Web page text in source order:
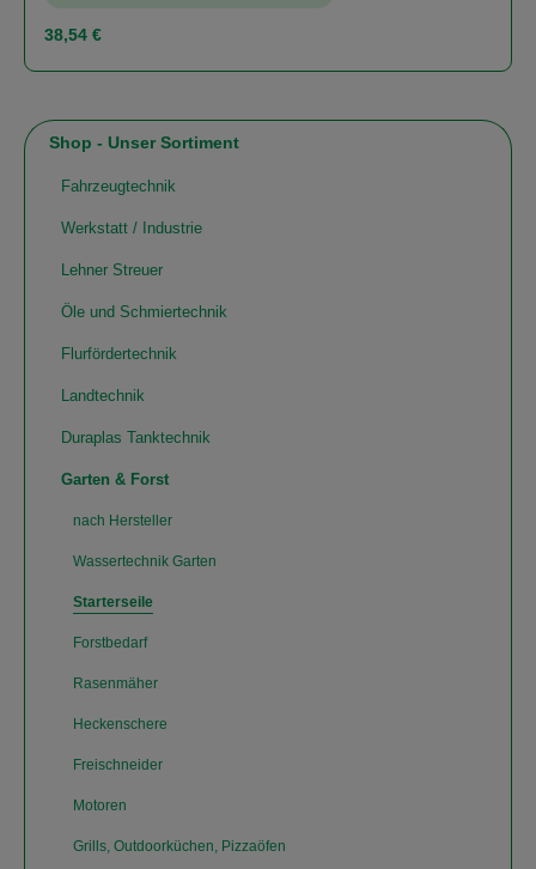
Shop - Unser Sortiment
Fahrzeugtechnik
Werkstatt / Industrie
Lehner Streuer
Öle und Schmiertechnik
Flurfördertechnik
Landtechnik
Duraplas Tanktechnik
Garten & Forst
nach Hersteller
Wassertechnik Garten
Starterseile
Forstbedarf
Rasenmäher
Heckenschere
Freischneider
Motoren
Grills, Outdoorküchen, Pizzaöfen
Regulärer Preis:
38,54 €